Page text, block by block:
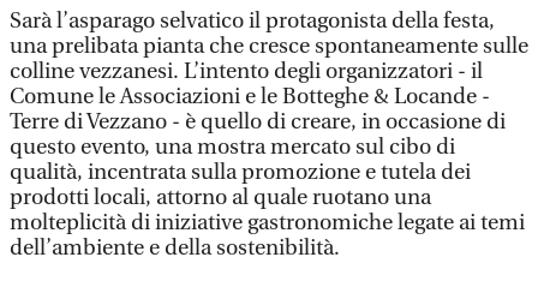
Sarà l’asparago selvatico il protagonista della festa,
una prelibata pianta che cresce spontaneamente sulle
colline vezzanesi. L’intento degli organizzatori - il
Comune le Associazioni e le Botteghe & Locande -
Terre di Vezzano - è quello di creare, in occasione di
questo evento, una mostra mercato sul cibo di
qualità, incentrata sulla promozione e tutela dei
prodotti locali, attorno al quale ruotano una
molteplicità di iniziative gastronomiche legate ai temi
dell’ambiente e della sostenibilità.